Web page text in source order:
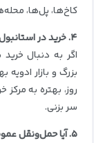
کاخ‌ها، پل‌ها،
۴. خرید در استانبول بهتره از کجا انجام بشه؟
اگر به دنبال
بزرگ و بازار
روز، بهتره به
سر بزنی.
۵. آیا حمل‌ونقل عمومی در استانبول امن و راحت است؟